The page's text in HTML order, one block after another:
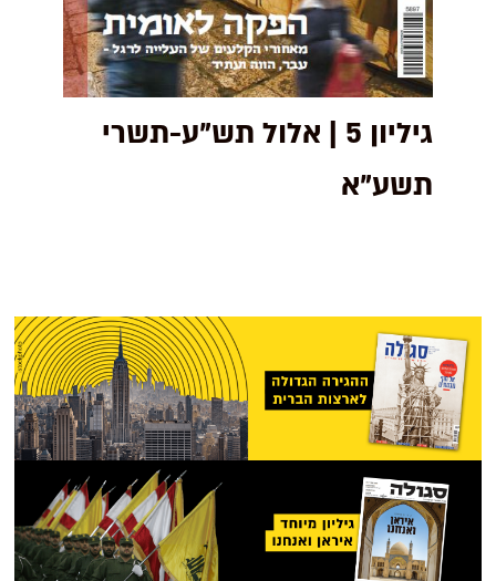
גיליון 5 | אלול תש"ע-תשרי
תשע"א